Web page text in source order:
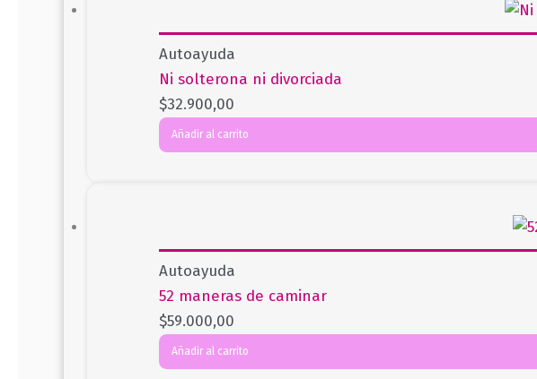
Autoayuda
Ni solterona ni divorciada
$32.900,00
Añadir al carrito
Autoayuda
52 maneras de caminar
$59.000,00
Añadir al carrito